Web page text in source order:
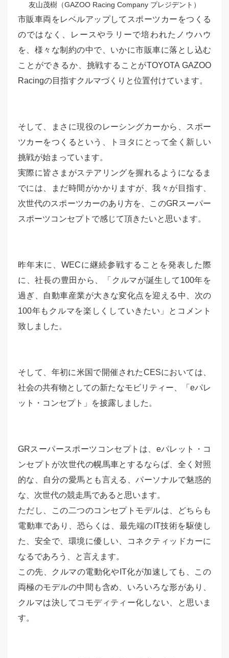
友山茂樹（GAZOO Racing Company プレジデント）
市販車両をレベルアップしてスポーツカーをつくる
のではなく、レースやラリーで培われたノウハウ
を、様々な制約の中で、いかに市販車に落とし込む
ことができるか、挑戦することがTOYOTA GAZOO
Racingの目指すクルマづくりと位置付けています。
そして、まさに現役のレーシングカーから、スポー
ツカーをつくるという、トヨタにとって全く新しい
挑戦が始まっています。
実際に皆さまがステアリングを握れるようになるま
でには、まだ時間がかかりますが、我々が目指す、
次世代のスポーツカーのあり方を、このGRスーパー
スポーツコンセプトで感じて頂きたいと思います。
昨年末に、WECに継続参戦することを発表した際
に、社長の豊田から、「クルマが誕生して100年を
過ぎ、自動車産業が大きな変化点を迎える中、次の
100年もクルマを楽しくしていきたい」とコメント
致しました。
そして、年初に米国で開催されたCESにおいては、
社会の共有物としての新たなモビリティー、「eパレ
ット・コンセプト」を披露しました。
GRスーパースポーツコンセプトは、eパレット・コ
ンセプトが次世代の幌馬車とするならば、全く対照
的な、自分の愛馬とも言える、パーソナルで魅惑的
な、次世代の競走馬であると思います。
ただし、この二つのコンセプトモデルは、どちらも
電動車であり、恐らくは、最先端のIT技術を駆使し
た、安全で、環境に優しい、コネクティッドカーに
なるであろう、と言えます。
この先、クルマの電動化やIT化が加速しても、この
両極のモデルの中間も含め、いろいろな形があり、
クルマは決してコモディティー化しない、と思いま
す。